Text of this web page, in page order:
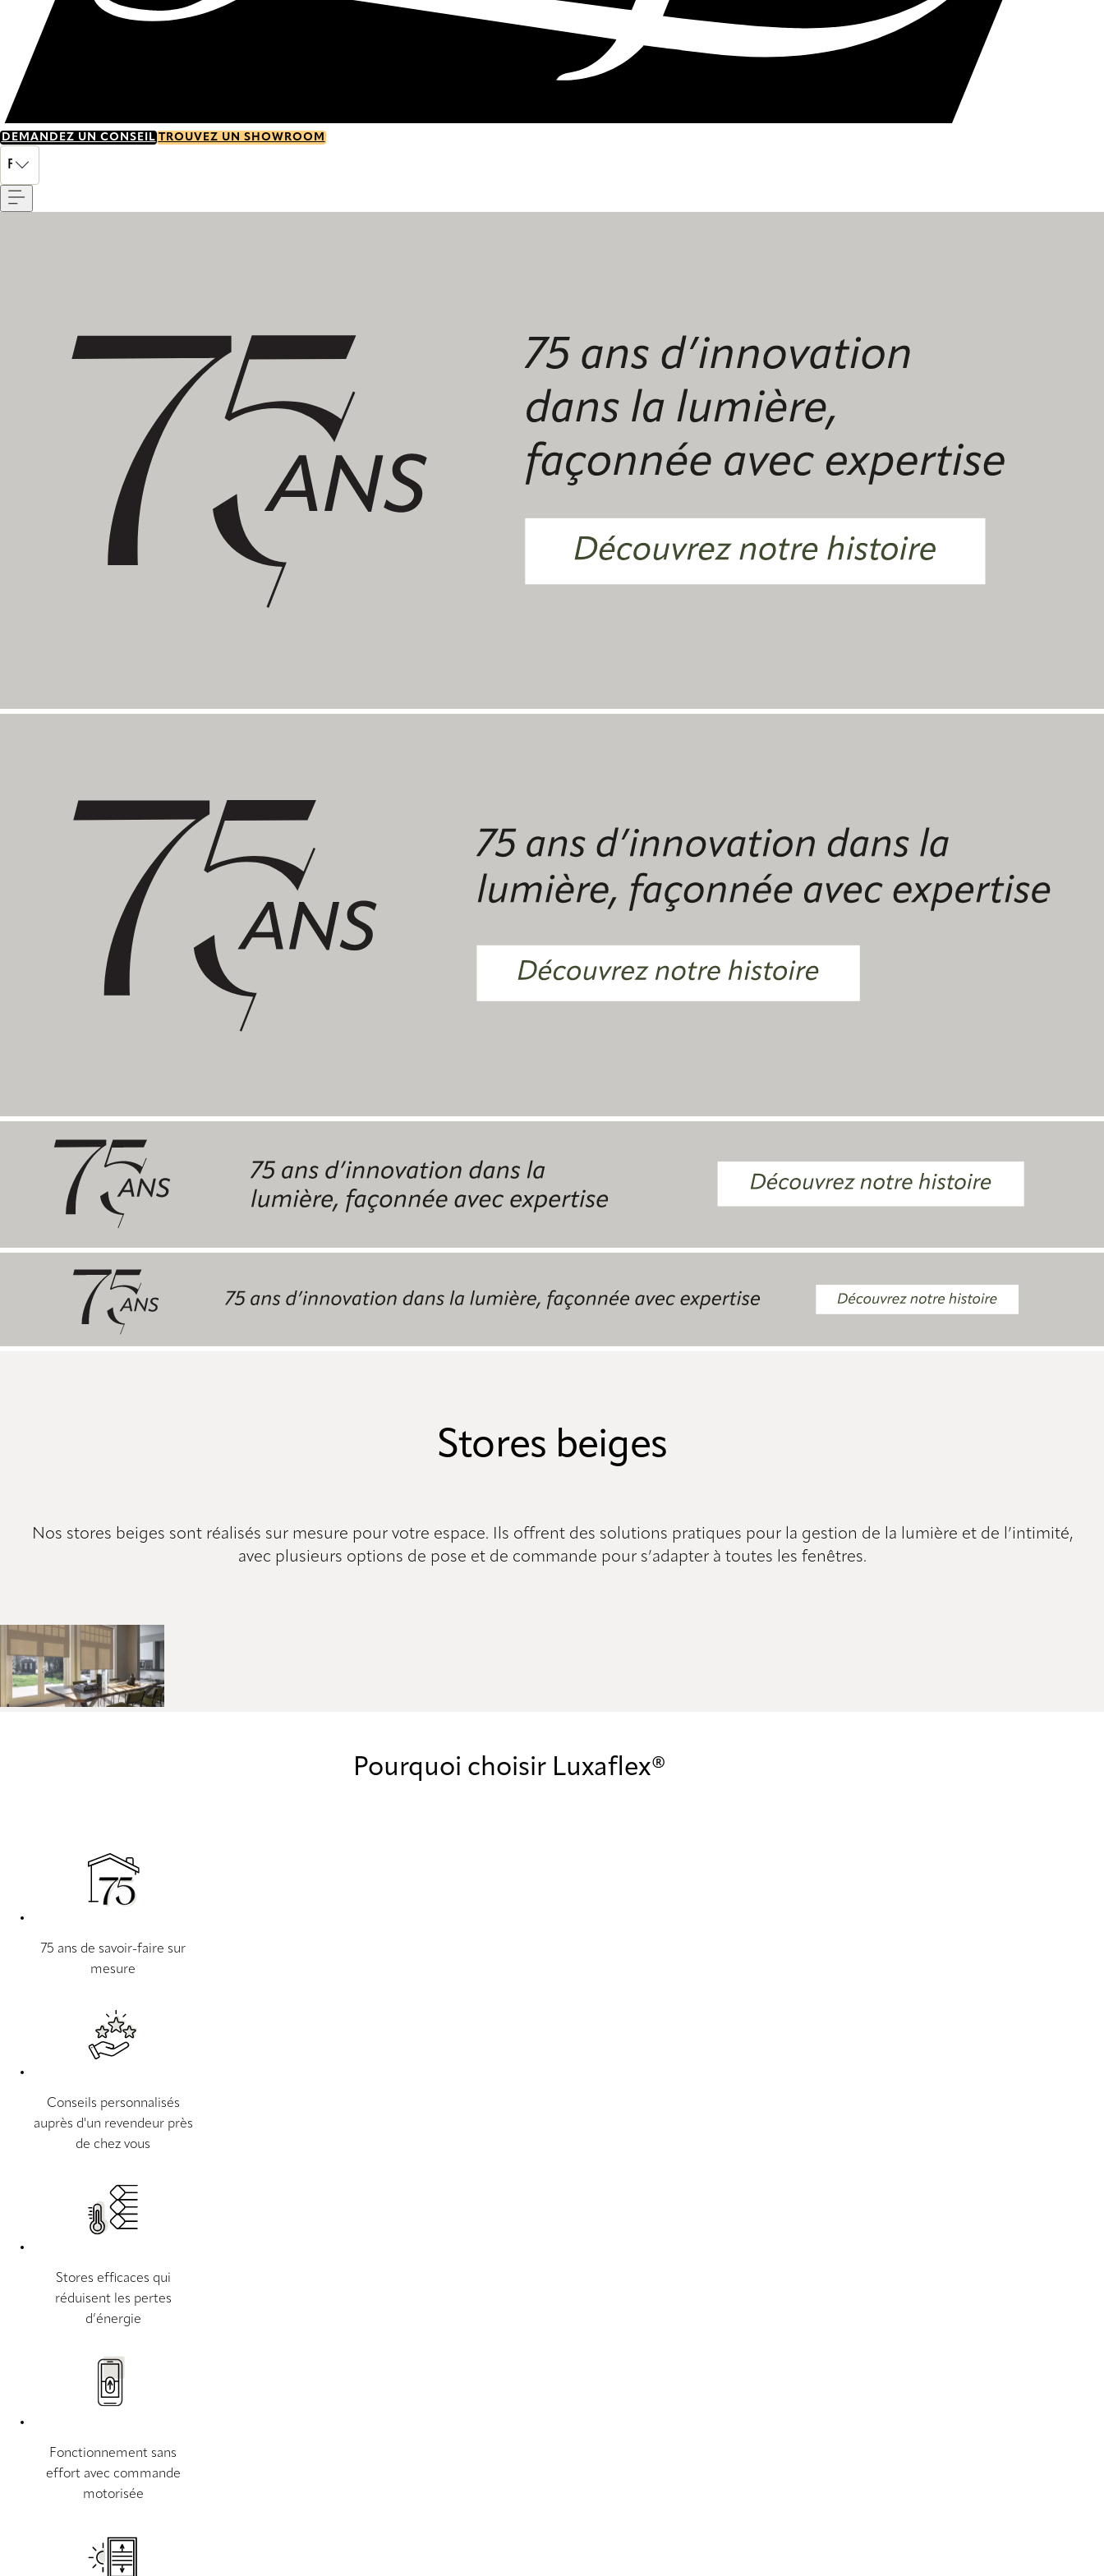
DEMANDEZ UN CONSEIL TROUVEZ UN SHOWROOM
FR
Stores beiges
Nos stores beiges sont réalisés sur mesure pour votre espace. Ils offrent des solutions pratiques pour la gestion de la lumière et de l’intimité,
avec plusieurs options de pose et de commande pour s’adapter à toutes les fenêtres.
Pourquoi choisir Luxaflex®
75 ans de savoir-faire sur
mesure
Conseils personnalisés
auprès d'un revendeur près
de chez vous
Stores efficaces qui
réduisent les pertes
d’énergie
Fonctionnement sans
effort avec commande
motorisée